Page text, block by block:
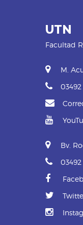
UTN
Facultad
M.
03492
Bv.
03492